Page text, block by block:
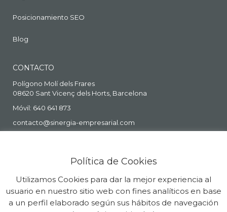
Posicionamiento SEO
Blog
CONTACTO
Polígono Molí dels Frares
08620 Sant Vicenç dels Horts, Barcelona
Móvil: 640 641 873
contacto@sinergia-empresarial.com
Política de Cookies
Utilizamos Cookies para dar la mejor experiencia al
usuario en nuestro sitio web con fines analíticos en base
a un perfil elaborado según sus hábitos de navegación